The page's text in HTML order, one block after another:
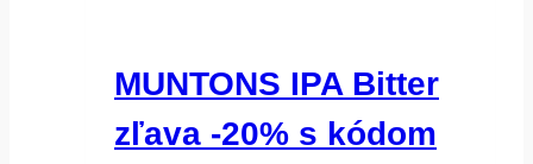
MUNTONS IPA Bitter
zľava -20% s kódom